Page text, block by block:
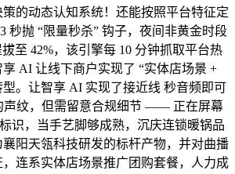
的动态认知系统！还能按照平台特征定
抛 “限量秒杀” 钩子，夜间非黄金时段
至 42%，该引擎每 10 分钟抓取平台热
AI 让线下商户实现了 “实体店场景 +
。让智享 AI 实现了接近线 秒音频即可
声纹，但需留意合规细节 —— 正在屏幕
识，当手艺脚够成熟，沉庆连锁暖锅品
阳天瓴科技研发的标杆产物，并对曲播
连系实体店场景推广团购套餐，人力成